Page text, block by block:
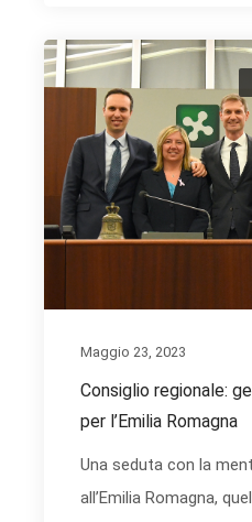
Maggio 23, 2023
Consiglio regionale:
per l’Emilia Romagna
Una seduta con la
all’Emilia Romagna,